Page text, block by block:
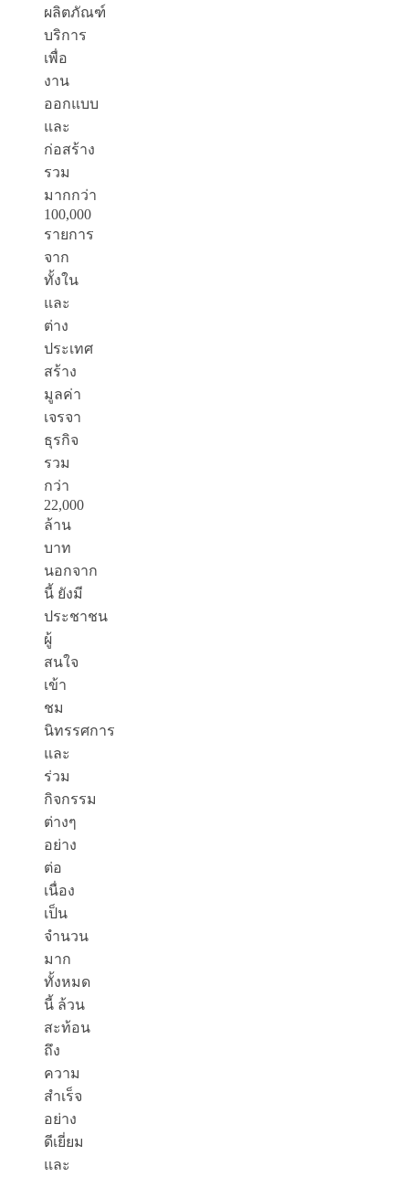
ผลิตภัณฑ์
บริการ
เพื่อ
งาน
ออกแบบ
และ
ก่อสร้าง
รวม
มากกว่า
100,000
รายการ
จาก
ทั้งใน
และ
ต่าง
ประเทศ
สร้าง
มูลค่า
เจรจา
ธุรกิจ
รวม
กว่า
22,000
ล้าน
บาท
นอกจาก
นี้ ยังมี
ประชาชน
ผู้
สนใจ
เข้า
ชม
นิทรรศการ
และ
ร่วม
กิจกรรม
ต่างๆ
อย่าง
ต่อ
เนื่อง
เป็น
จำนวน
มาก
ทั้งหมด
นี้ ล้วน
สะท้อน
ถึง
ความ
สำเร็จ
อย่าง
ดีเยี่ยม
และ